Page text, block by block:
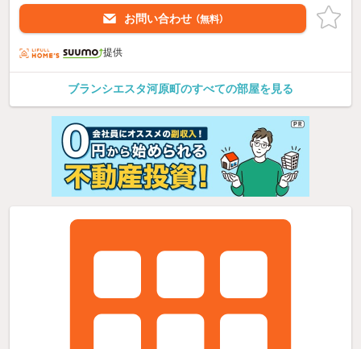
お問い合わせ （無料）
提供
ブランシエスタ河原町のすべての部屋を見る